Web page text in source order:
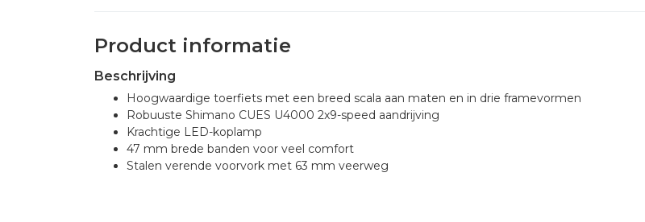
Product informatie
Beschrijving
Hoogwaardige toerfiets met een breed scala aan maten en in drie framevormen
Robuuste Shimano CUES U4000 2x9-speed aandrijving
Krachtige LED-koplamp
47 mm brede banden voor veel comfort
Stalen verende voorvork met 63 mm veerweg